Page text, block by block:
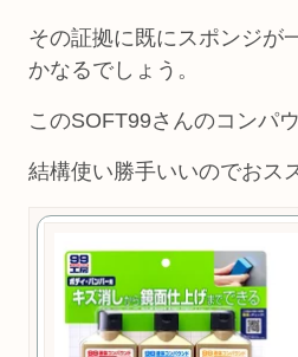
その証拠に既にスポンジが
かなるでしょう。
このSOFT99さんのコンパ
結構使い勝手いいのでおス